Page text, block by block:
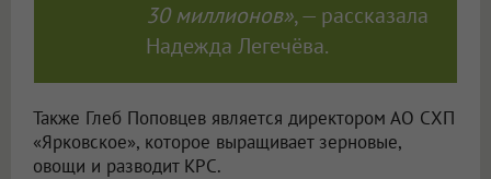
30 миллионов», — рассказала
Надежда Легечёва.
Также Глеб Поповцев является директором АО СХП
«Ярковское», которое выращивает зерновые,
овощи и разводит КРС.